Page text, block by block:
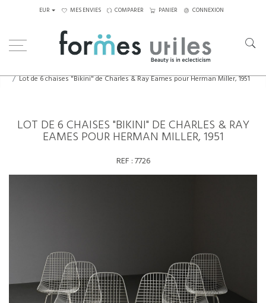
EUR MES ENVIES COMPARER PANIER CONNEXION
Lot de 6 chaises "Bikini" de Charles & Ray Eames pour Herman Miller, 1951
LOT DE 6 CHAISES "BIKINI" DE CHARLES & RAY
EAMES POUR HERMAN MILLER, 1951
REF :7726